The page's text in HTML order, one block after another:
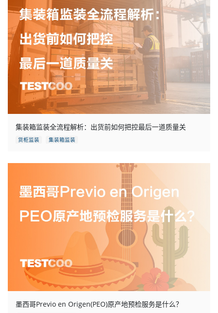
集装箱监装全流程解析：出货前如何把控最后一道质量关
货柜监装 集装箱监装
墨西哥Previo en Origen(PEO)原产地预检服务是什么？